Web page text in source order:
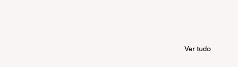
Ver tudo